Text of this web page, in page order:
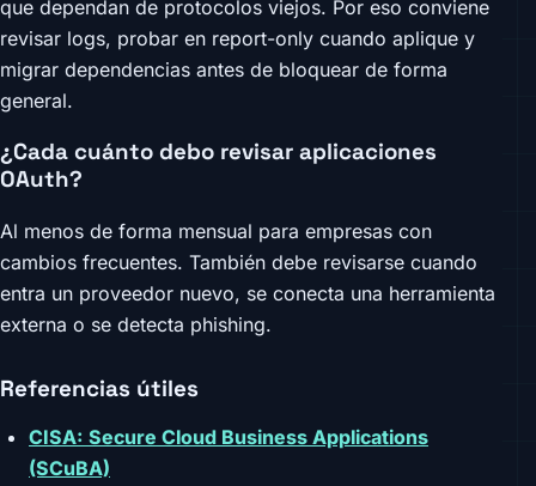
que dependan de protocolos viejos. Por eso conviene
revisar logs, probar en report-only cuando aplique y
migrar dependencias antes de bloquear de forma
general.
¿Cada cuánto debo revisar aplicaciones
OAuth?
Al menos de forma mensual para empresas con
cambios frecuentes. También debe revisarse cuando
entra un proveedor nuevo, se conecta una herramienta
externa o se detecta phishing.
Referencias útiles
CISA: Secure Cloud Business Applications
(SCuBA)